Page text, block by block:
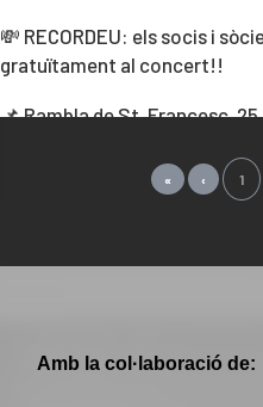
💸 RECORDEU: els socis i
gratuïtament al concert!!
📌 Rambla de St. Francesc,
« ‹ 1
Amb la col·laboració de: